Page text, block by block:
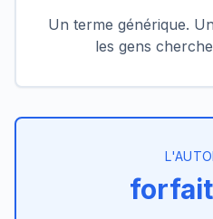
Un terme générique.
les gens